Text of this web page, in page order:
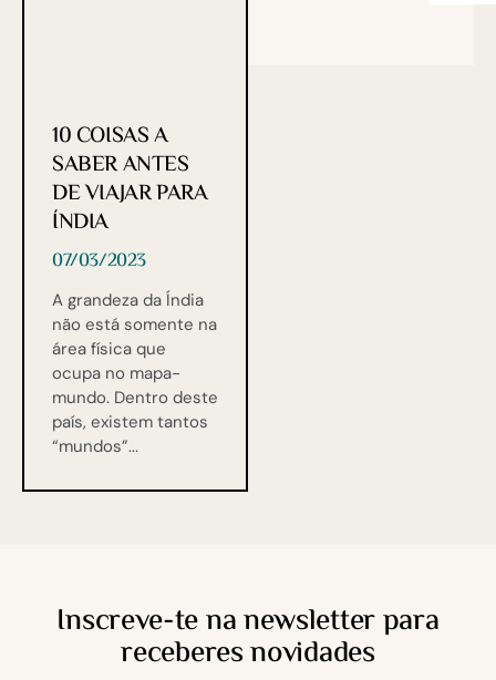
10 COISAS A
SABER ANTES
DE VIAJAR PARA
ÍNDIA
07/03/2023
A grandeza da Índia
não está somente na
área física que
ocupa no mapa-
mundo. Dentro deste
país, existem tantos
“mundos”
Inscreve-te na newsletter para
receberes novidades